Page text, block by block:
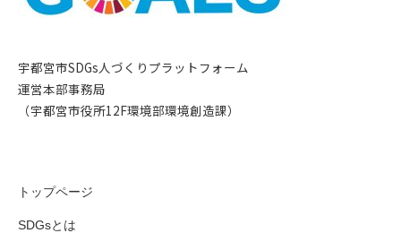
宇都宮市SDGs人づくりプラットフォーム
運営本部事務局
（宇都宮市役所12F環境部環境創造課）
トップページ
SDGsとは